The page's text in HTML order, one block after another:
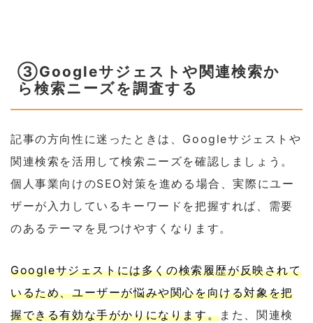
③Googleサジェストや関連検索か
ら検索ニーズを調査する
記事の方向性に迷ったときは、Googleサジェストや
関連検索を活用して検索ニーズを確認しましょう。
個人事業向けのSEO対策を進める場合、実際にユー
ザーが入力しているキーワードを把握すれば、需要
のあるテーマを見つけやすくなります。
Googleサジェストには多くの検索履歴が反映されて
いるため、ユーザーが悩みや関心を向ける対象を把
握できる有効な手がかりになります。また、関連検